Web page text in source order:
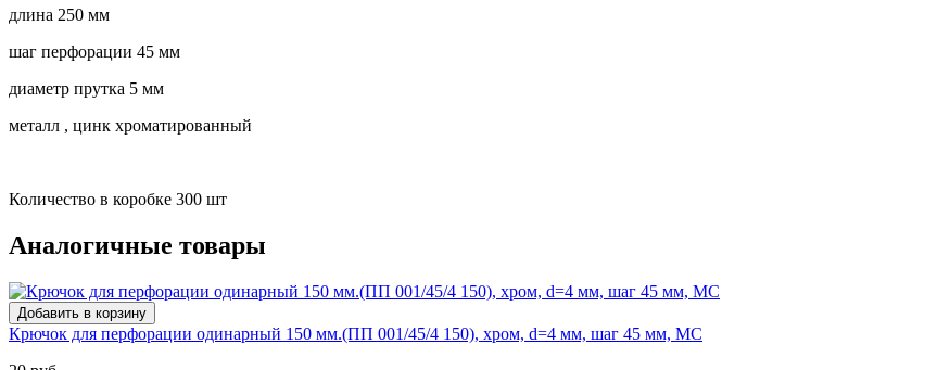
длина 250 мм
шаг перфорации 45 мм
диаметр прутка 5 мм
металл , цинк хроматированный
Количество в коробке 300 шт
Аналогичные товары
Крючок для перфорации одинарный 150 мм.(ПП 001/45/4 150), хром, d=4 мм, шаг 45 мм, МС